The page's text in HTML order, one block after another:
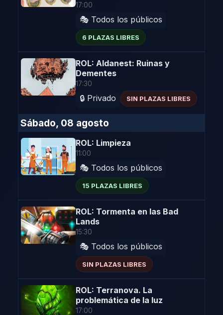
17:00
🎭 Todos los públicos
6 PLAZAS LIBRES
ROL: Aldanest: Ruinas y
Dementes
17:30
🔒 Privado SIN PLAZAS LIBRES
Sábado, 08 agosto
ROL: Limpieza
11:00
🎭 Todos los públicos
15 PLAZAS LIBRES
ROL: Tormenta en las Bad
Lands
15:30
🎭 Todos los públicos
SIN PLAZAS LIBRES
ROL: Terranova. La
problemática de la luz
17:00